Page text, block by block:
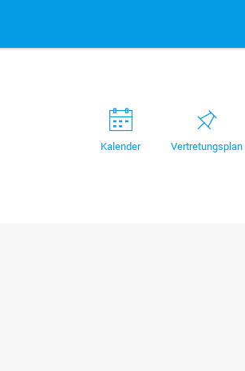
Kalender Vertretungsplan